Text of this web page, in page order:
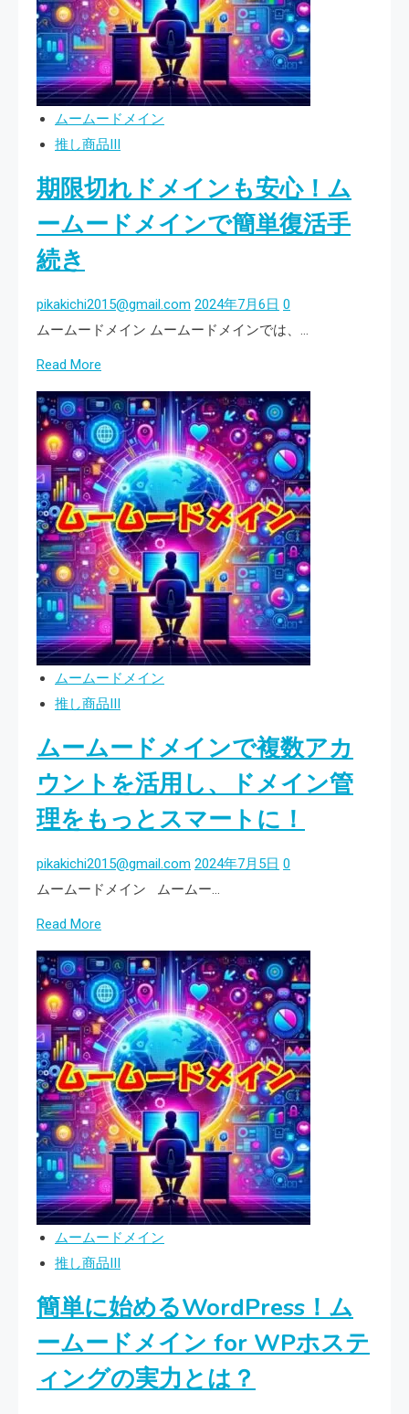
ム
ー
ム
ー
ド
メ
ン
SFTP
ガ
ド
【Filezilla
編】
ムームードメイン
推し商品III
期限切れドメインも安心！ム
ームードメインで簡単復活手
続き
pikakichi2015@gmail.com 2024年7月6日 0
ムームードメイン ムームードメインでは、…
Read More
more
about
期
限
切
れ
ド
メ
イ
ン
も
安
心！
ー
ー
ド
イ
で
簡
単
復
活
手
続
き
ムームードメイン
推し商品III
ムームードメインで複数アカ
ウントを活用し、ドメイン管
理をもっとスマートに！
pikakichi2015@gmail.com 2024年7月5日 0
ムームードメイン ムームー…
Read More
more
about
ム
ー
ム
ー
ド
メ
イ
ン
で
複
数
カ
ン
ト
ムームードメイン
推し商品III
簡単に始めるWordPress！ム
ームードメイン for WPホステ
ィングの実力とは？